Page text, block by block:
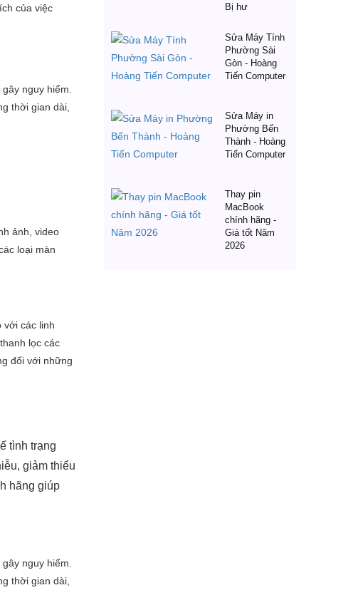
của việc
nguy hiểm.
thời gian dài,
ảnh, video
loại màn
với các linh
lọc các
đối với những
tình trạng
giảm thiểu
hãng giúp
nguy hiểm.
thời gian dài,
Bị hư
Sửa Máy Tính
Phường Sài
Gòn - Hoàng
Tiến Computer
Sửa Máy in
Phường Bến
Thành - Hoàng
Tiến Computer
Thay pin
MacBook
chính hãng -
Giá tốt Năm
2026